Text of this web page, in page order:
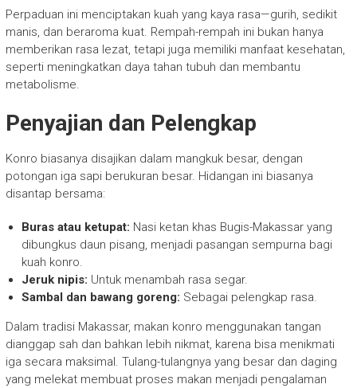
Perpaduan ini menciptakan kuah yang kaya rasa—gurih, sedikit
manis, dan beraroma kuat. Rempah-rempah ini bukan hanya
memberikan rasa lezat, tetapi juga memiliki manfaat kesehatan,
seperti meningkatkan daya tahan tubuh dan membantu
metabolisme.
Penyajian dan Pelengkap
Konro biasanya disajikan dalam mangkuk besar, dengan
potongan iga sapi berukuran besar. Hidangan ini biasanya
disantap bersama:
Buras atau ketupat: Nasi ketan khas Bugis-Makassar yang
dibungkus daun pisang, menjadi pasangan sempurna bagi
kuah konro.
Jeruk nipis: Untuk menambah rasa segar.
Sambal dan bawang goreng: Sebagai pelengkap rasa.
Dalam tradisi Makassar, makan konro menggunakan tangan
dianggap sah dan bahkan lebih nikmat, karena bisa menikmati
iga secara maksimal. Tulang-tulangnya yang besar dan daging
yang melekat membuat proses makan menjadi pengalaman